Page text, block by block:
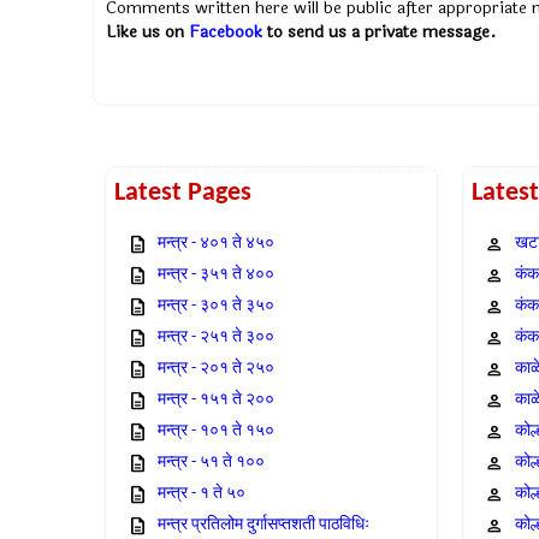
Comments written here will be public after appropriate
Like us on Facebookto send us a private message.
Latest Pages
मन्त्र - ४०१ ते ४५०
मन्त्र - ३५१ ते ४००
मन्त्र - ३०१ ते ३५०
मन्त्र - २५१ ते ३००
मन्त्र - २०१ ते २५०
मन्त्र - १५१ ते २००
मन्त्र - १०१ ते १५०
मन्त्र - ५१ ते १००
मन्त्र - १ ते ५०
मन्त्र प्रतिलोम दुर्गासप्तशती पाठविधिः